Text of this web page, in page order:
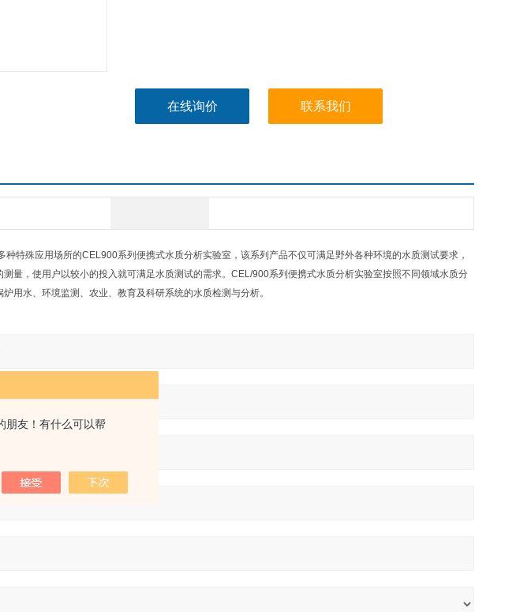
朋友！有什么可以帮
在线询价 联系我们
特殊应用场所的CEL900系列便携式水质分析实验室，该系列产品不仅可满足野外各种环境的水质测试要求，
量，使用户以较小的投入就可满足水质测试的需求。CEL/900系列便携式水质分析实验室按照不同领域水质分
用水、环境监测、农业、教育及科研系统的水质检测与分析。